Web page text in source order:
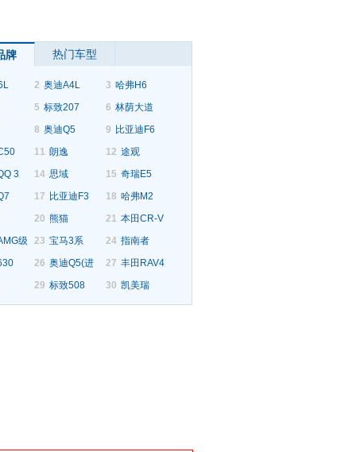
牌 热门车型
2 奥迪A4L 3 哈弗H6
5 标致207 6 林荫大道
8 奥迪Q5 9 比亚迪F6
11 朗逸 12 途观
3 14 思域 15 奇瑞E5
17 比亚迪F3 18 哈弗M2
20 熊猫 21 本田CR-V
级 23 宝马3系 24 指南者
26 奥迪Q5(进 27 丰田RAV4
29 标致508 30 凯美瑞